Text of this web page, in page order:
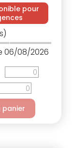
pour
06/08/2026
panier